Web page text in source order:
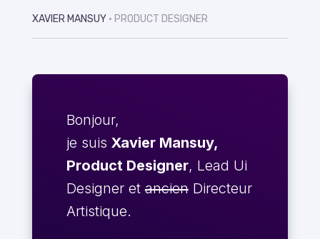
XAVIER MANSUY • PRODUCT DESIGNER
Bonjour,
je suis Xavier Mansuy,
Product Designer, Lead Ui
Designer etancienDirecteur
Artistique.